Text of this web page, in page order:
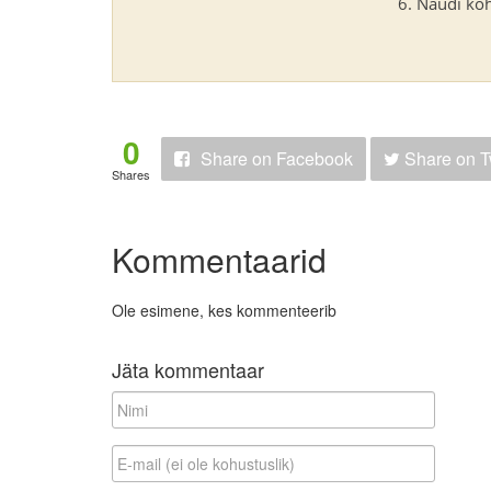
0
Shares
Share on Facebook Share on
Kommentaarid
Ole esimene, kes kommenteerib
Jäta kommentaar